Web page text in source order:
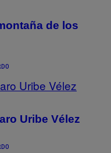
de los
Uribe Vélez